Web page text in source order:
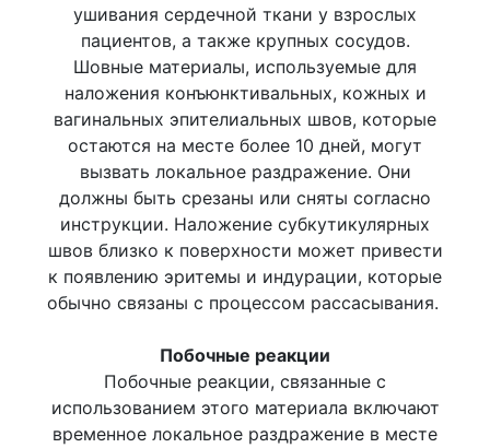
ушивания сердечной ткани у взрослых
пациентов, а также крупных сосудов.
Шовные материалы, используемые для
наложения конъюнктивальных, кожных и
вагинальных эпителиальных швов, которые
остаются на месте более 10 дней, могут
вызвать локальное раздражение. Они
должны быть срезаны или сняты согласно
инструкции. Наложение субкутикулярных
швов близко к поверхности может привести
к появлению эритемы и индурации, которые
обычно связаны с процессом рассасывания.
Побочные реакции
Побочные реакции, связанные с
использованием этого материала включают
временное локальное раздражение в месте